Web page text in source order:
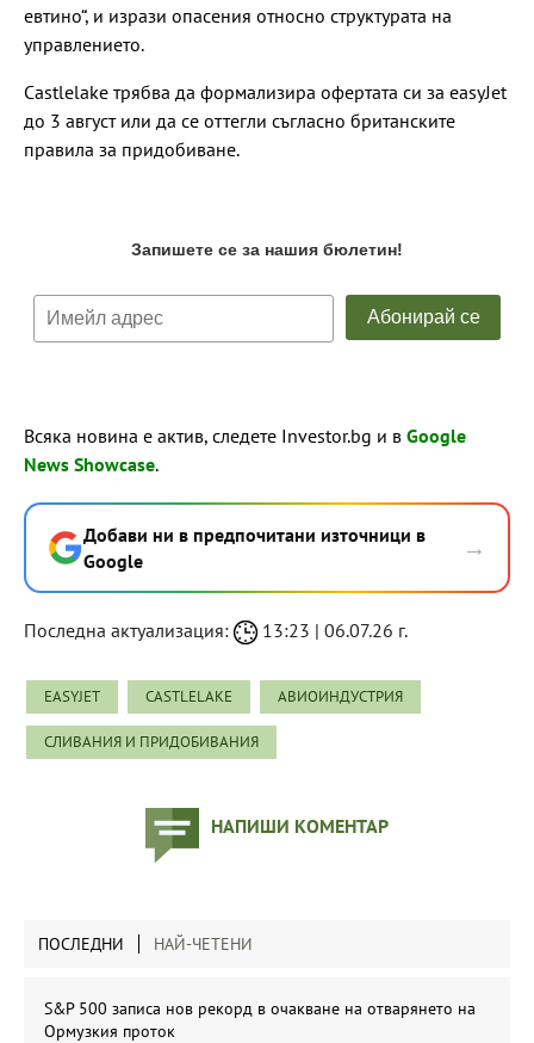
евтино“, и изрази опасения относно структурата на
управлението.
Castlelake трябва да формализира офертата си за easyJet
до 3 август или да се оттегли съгласно британските
правила за придобиване.
Всяка новина е актив, следете Investor.bg и в Google
News Showcase.
Добави ни в предпочитани източници в
Google
→
Последна актуализация: 13:23 | 06.07.26 г.
EASYJET CASTLELAKE АВИОИНДУСТРИЯ
СЛИВАНИЯ И ПРИДОБИВАНИЯ
НАПИШИ КОМЕНТАР
ПОСЛЕДНИ НАЙ-ЧЕТЕНИ
S&P 500 записа нов рекорд в очакване на отварянето на
Ормузкия проток